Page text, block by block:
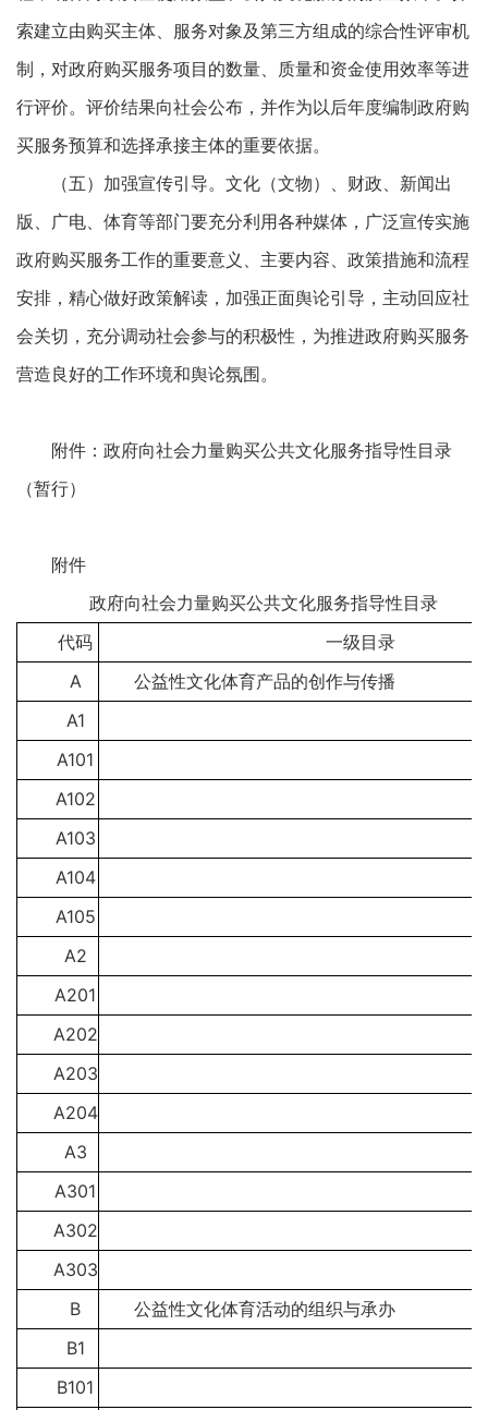
索建立由购买主体、服务对象及第三方组成的综合性评审机
制，对政府购买服务项目的数量、质量和资金使用效率等进
行评价。评价结果向社会公布，并作为以后年度编制政府购
买服务预算和选择承接主体的重要依据。
（五）加强宣传引导。文化（文物）、财政、新闻出
版、广电、体育等部门要充分利用各种媒体，广泛宣传实施
政府购买服务工作的重要意义、主要内容、政策措施和流程
安排，精心做好政策解读，加强正面舆论引导，主动回应社
会关切，充分调动社会参与的积极性，为推进政府购买服务
营造良好的工作环境和舆论氛围。
附件：政府向社会力量购买公共文化服务指导性目录
（暂行）
附件
政府向社会力量购买公共文化服务指导性目录
代码
一级目录
A
公益性文化体育产品的创作与传播
A1
A101
A102
A103
A104
A105
A2
A201
A202
A203
A204
A3
A301
A302
A303
B
公益性文化体育活动的组织与承办
B1
B101